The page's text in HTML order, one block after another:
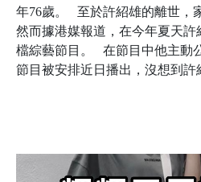
年76歲。 至於許紹雄的離世，
然而據港媒報道，在今年夏天
檔綜藝節目。 在節目中他主動
節目被安排近日播出，沒想到許